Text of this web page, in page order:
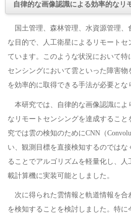
自律的な画像認識による効率的な
国土管理、森林管理、水資源管理、
な目的で、人工衛星によるリモート
ています。このような状況において特
センシングにおいて雲といった障害
を効率的に取得できる手法が必要とな
本研究では、自律的な画像認識によ
なリモートセンシングを達成するこ
究では雲の検知のためにCNN（
い、観測目標を直接検知するのでは
ることでアルゴリズムを軽量化し、
載計算機に実装可能としました。
次に得られた雲情報と軌道情報を
を検知することを検討しました。特